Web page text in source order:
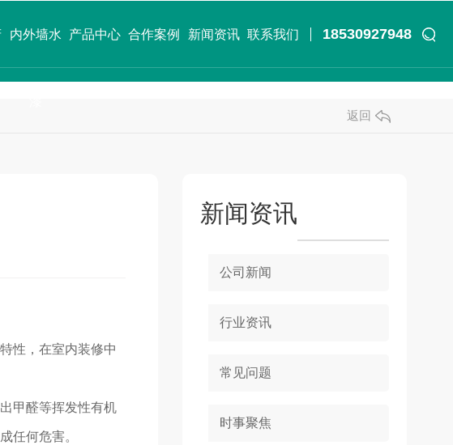
内外墙水 产品中心 合作案例 新闻资讯 联系我们 18530927948
返回
性，在室内装修中
甲醛等挥发性有机
任何危害。
新闻资讯
公司新闻
行业资讯
常见问题
时事聚焦